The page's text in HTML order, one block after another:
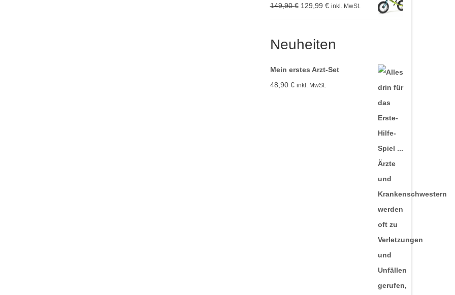
2,99 €.
149,90€ Ursprünglicher
149,90 €
129,99 €Aktueller
129,99 €.
inkl. MwSt.
Neuheiten
Mein erstes Arzt-Set
48,90 € inkl. MwSt.